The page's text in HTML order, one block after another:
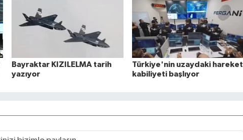
Bayraktar KIZILELMA tarih
yazıyor
Türkiye'nin uzaydaki hareket
kabiliyeti başlıyor